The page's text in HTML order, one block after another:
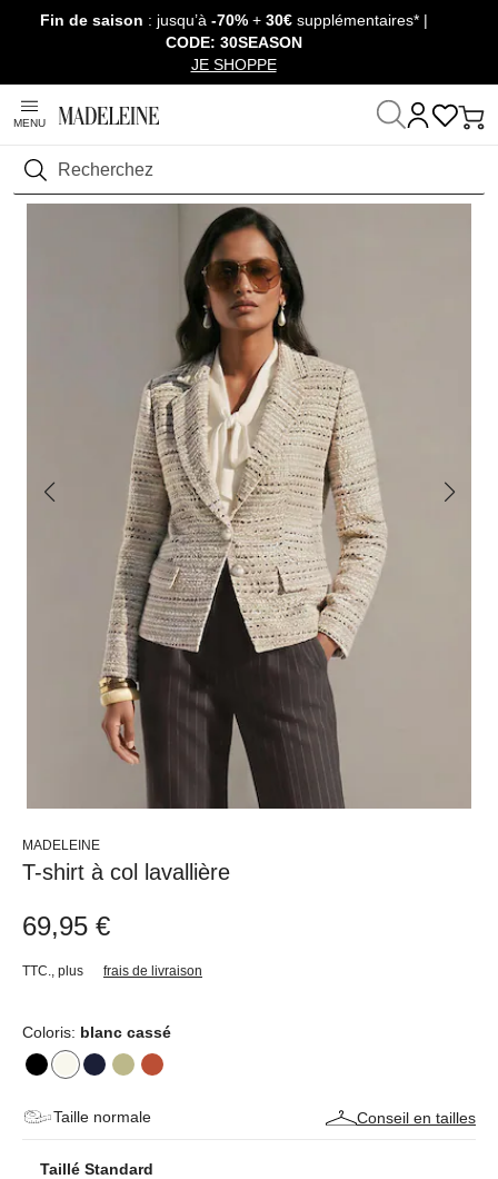
Passer la navigation, aller au contenu
Fin de saison : jusqu’à -70%+ 30€ supplémentaires* |
CODE: 30SEASON
JE SHOPPE
MENU
Rechercher
Maison Prêt-à-Porter
MADELEINE
T-shirt à col lavallière
69,95 €
TTC. plus frais de livraison
Coloris: blanc cassé
Taille normale Conseil en tailles
Taillé Standard